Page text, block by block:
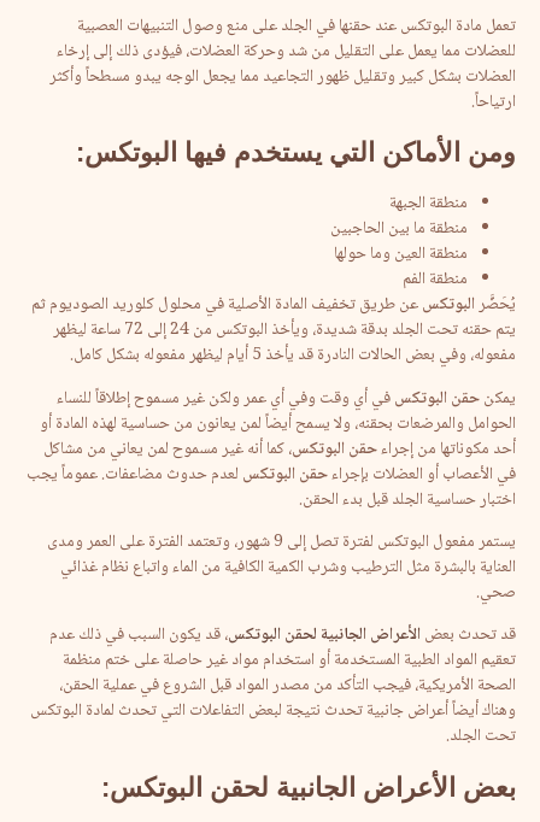
تعمل مادة البوتكس عند حقنها في الجلد على منع وصول التنبيهات العصبية
للعضلات مما يعمل على التقليل من شد وحركة العضلات، فيؤدى ذلك إلى إرخاء
العضلات بشكل كبير وتقليل ظهور التجاعيد مما يجعل الوجه يبدو مسطحاً وأكثر
ارتياحاً.
ومن الأماكن التي يستخدم فيها البوتكس:
منطقة الجبهة
منطقة ما بين الحاجبين
منطقة العين وما حولها
منطقة الفم
يُحَضَّرالبوتكسعن طريق تخفيف المادة الأصلية في محلول كلوريد الصوديوم ثم
يتم حقنه تحت الجلد بدقة شديدة، ويأخذ البوتكس من 24 إلى 72 ساعة ليظهر
مفعوله، وفي بعض الحالات النادرة قد يأخذ 5 أيام ليظهر مفعوله بشكل كامل.
يمكنحقن البوتكسفي أي وقت وفي أي عمر ولكن غير مسموح إطلاقاً للنساء
الحوامل والمرضعات بحقنه، ولا يسمح أيضاً لمن يعانون من حساسية لهذه المادة أو
أحد مكوناتها من إجراءحقن البوتكس، كما أنه غير مسموح لمن يعاني من مشاكل
في الأعصاب أو العضلات بإجراءحقن البوتكس لعدم حدوث مضاعفات. عموماً يجب
اختبار حساسية الجلد قبل بدء الحقن.
يستمر مفعول البوتكس لفترة تصل إلى 9 شهور، وتعتمد الفترة على العمر ومدى
العناية بالبشرة مثل الترطيب وشرب الكمية الكافية من الماء واتباع نظام غذائي
صحي.
قد تحدث بعض الأعراض الجانبية لحقن البوتكس، قد يكون السبب في ذلك عدم
تعقيم المواد الطبية المستخدمة أو استخدام مواد غير حاصلة على ختم منظمة
الصحة الأمريكية، فيجب التأكد من مصدر المواد قبل الشروع في عملية الحقن،
وهناك أيضاً أعراض جانبية تحدث نتيجة لبعض التفاعلات التي تحدث لمادة البوتكس
تحت الجلد.
بعض الأعراض الجانبية لحقن البوتكس: